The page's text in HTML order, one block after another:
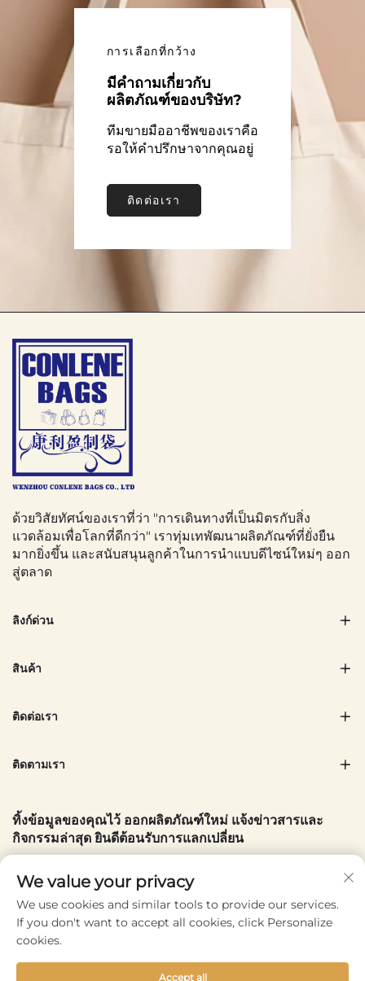
การเลือกที่กว้าง
มีคำถามเกี่ยวกับ
ผลิตภัณฑ์ของบริษัท?
ทีมขายมืออาชีพของเราคือ
รอให้คำปรึกษาจากคุณอยู่
ติดต่อเรา
ด้วยวิสัยทัศน์ของเราที่ว่า "การเดินทางที่เป็นมิตรกับสิ่ง
แวดล้อมเพื่อโลกที่ดีกว่า" เราทุ่มเทพัฒนาผลิตภัณฑ์ที่ยั่งยืน
มากยิ่งขึ้น และสนับสนุนลูกค้าในการนำแบบดีไซน์ใหม่ๆ ออก
สู่ตลาด
ลิงก์ด่วน
สินค้า
ติดต่อเรา
ติดตามเรา
ทิ้งข้อมูลของคุณไว้ ออกผลิตภัณฑ์ใหม่ แจ้งข่าวสารและ
กิจกรรมล่าสุด ยินดีต้อนรับการแลกเปลี่ยน
อีเมลของคุณ
Subscribe
We value your privacy
We use cookies and similar tools to provide our services.
If you don't want to accept all cookies, click Personalize
cookies.
Accept all